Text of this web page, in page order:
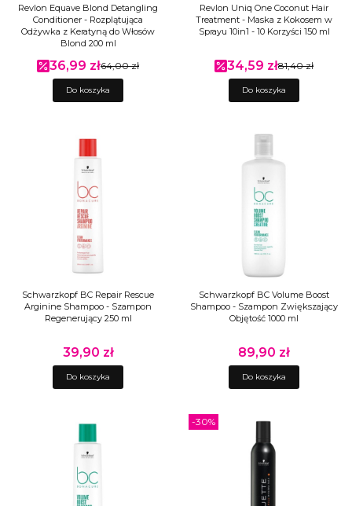
Revlon Equave Blond Detangling
Conditioner - Rozplątująca
Odżywka z Keratyną do Włosów
Blond 200 ml
Cena promocyjna
36,99 zł64,00 zł
Do koszyka
Revlon Uniq One Coconut Hair
Treatment - Maska z Kokosem w
Sprayu 10in1 - 10 Korzyści 150 ml
Cena promocyjna
34,59 zł81,40 zł
Do koszyka
Schwarzkopf BC Repair Rescue
Arginine Shampoo - Szampon
Regenerujący 250 ml
Cena
39,90 zł
Do koszyka
Schwarzkopf BC Volume Boost
Shampoo - Szampon Zwiększający
Objętość 1000 ml
Cena
89,90 zł
Do koszyka
-30%